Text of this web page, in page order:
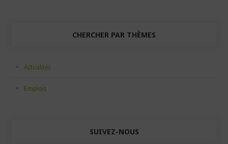
CHERCHER PAR THÈMES
Actualités
Emplois
SUIVEZ-NOUS